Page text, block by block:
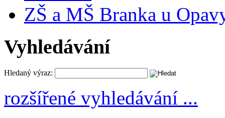
ZŠ a MŠ Branka u
Vyhledávání
Hledaný výraz:
rozšířené vyhledávání ...